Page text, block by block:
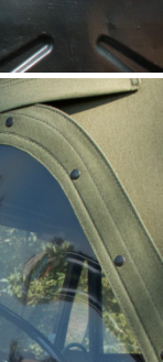
411, 401